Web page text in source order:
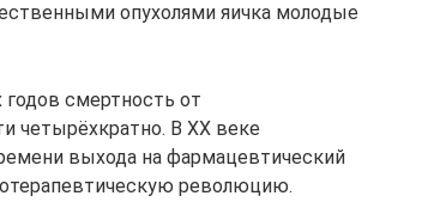
опухолями яичка молодые
смертность от
четырёхкратно. В ХХ веке
выхода на фармацевтический
революцию.